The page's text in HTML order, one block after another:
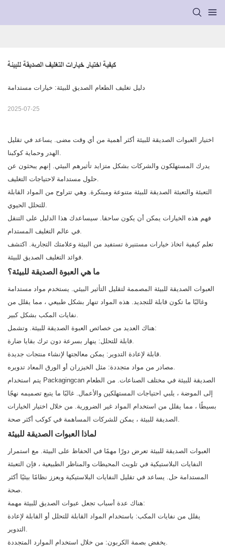
كيفية اختيار خيارات التغليف الصديقة للبيئة
دليل تغليف الطعام الصديق للبيئة: خيارات مستدامة
2025-07-25
اختيار العبوات الصديقة للبيئة أكثر أهمية من أي وقت مضى. يساعد في تقليل
الهدر وحماية كوكبنا.
يدرك المستهلكون والشركات بشكل متزايد تأثيرهم البيئي. إنهم يبحثون عن
حلول مستدامة لاحتياجات التغليف.
التعبئة والتعبئة الصديقة للبيئة متنوعة ومبتكرة. وهي تتراوح من المواد القابلة
للتحلل الحيوي.
فهم هذه الخيارات يمكن أن يكون ساحقا. سيساعدك هذا الدليل على التنقل
في عالم التغليف المستدام.
تعلم كيفية اتخاذ خيارات مستنيرة تستفيد من البيئة وعلامتك التجارية. اكتشف
فوائد التغليف الصديق للبيئة.
ما هي العبوة الصديقة للبيئة؟
العبوات الصديقة للبيئة المصممة لتقليل التأثير البيئي. يستخدم مواد مستدامة
وغالبًا ما تكون قابلة للتجديد. هذه المواد تنهار بشكل طبيعي ، مما يقلل من
نفايات المكب بشكل كبير.
هناك العديد من خصائص العبوة الصديقة للبيئة. وتشمل:
قابلة للتحلل: ينهار بسرعة دون ترك بقايا ضارة.
قابلة لإعادة التدوير: يمكن معالجتها لإنشاء منتجات جديدة.
مصادر من مواد متجددة: مثل الخيزران أو الورق المعاد تدويره.
يتم استخدام Packagingcan الصديقة للبيئة في مختلف الصناعات. من الطعام
إلى الموضة ، يلبي احتياجات المستهلكين والأعمال. غالبًا ما يتبع تصميمه نهجًا
بسيطًا ، مما يقلل من استخدام المواد غير الضرورية. من خلال اختيار الخيارات
الصديقة للبيئة ، يمكن للشركات المساهمة في كوكب أكثر صحة.
لماذا العبوات الصديقة للبيئة
العبوات الصديقة للبيئة تعرض دورًا مهمًا في الحفاظ على البيئة. مع استمرار
النفايات البلاستيكية في تلويث المحيطات والمناظر الطبيعية ، فإن التعبئة
المستدامة حل. يساعد في تقليل النفايات البلاستيكية ويعزز نظامًا بيئيًا أكثر
صحة.
هناك عدة أسباب تجعل عبوات الصديق للبيئة مهمة:
يقلل من نفايات المكب: باستخدام المواد القابلة للتحلل أو القابلة لإعادة
التدوير.
يخفض بصمة الكربون: من خلال استخدام الموارد المتجددة.